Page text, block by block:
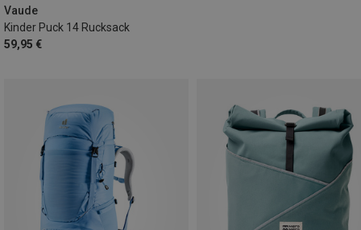
Vaude
Kinder Puck 14 Rucksack
59,95 €